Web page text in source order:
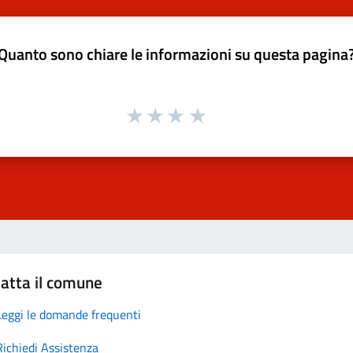
sono chiare le informazioni su questa
il comune
le domande frequenti
Assistenza